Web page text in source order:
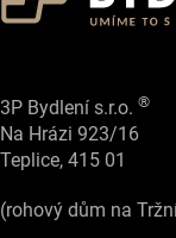
3P Bydlení s.r.o. ®
Na Hrázi 923/16
Teplice, 415 01
(rohový dům na